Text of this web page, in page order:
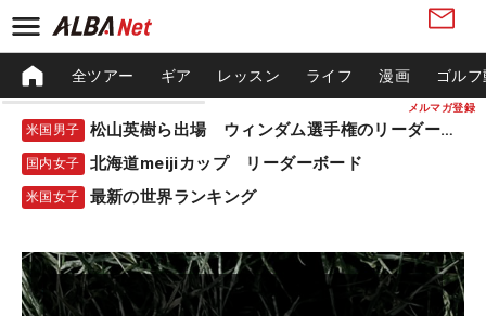
メルマガ登録
全ツアー ギア レッスン ライフ 漫画 ゴル
米国男子 松山英樹ら出場 ウィンダム選手権のリーダーボード
国内女子 北海道meijiカップ リーダーボード
米国女子 最新の世界ランキング